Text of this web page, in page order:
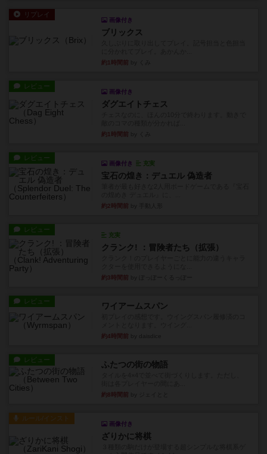
リプレイ
画像付き
ブリックス
約1時間前
レビュー
画像付き
ダグエイトチェス
約1時間前
レビュー
画像付き 充実
宝石の煌き：デュエル 偽造者
約2時間前
レビュー
充実
クランク! ：冒険者たち（拡張）
約3時間前
レビュー ワイアームスパン
約4時間前
レビュー ふたつの街の物語
約8時間前
ルール/インスト
画像付き
ざりかに将棋